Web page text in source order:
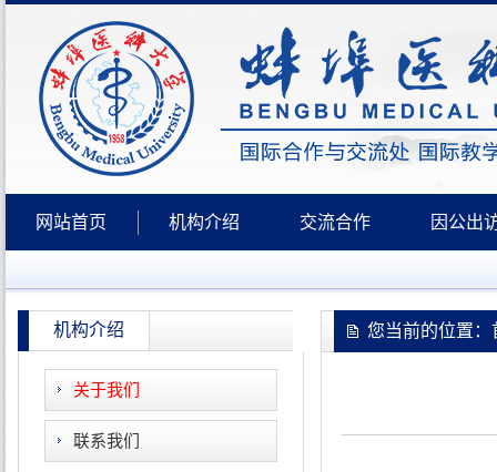
网站首页 机构介绍 交流合作 因公出
机构介绍
关于我们
联系我们
您当前的位置：